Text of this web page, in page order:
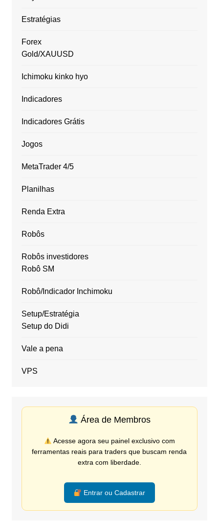
Estratégias
Forex
Gold/XAUUSD
Ichimoku kinko hyo
Indicadores
Indicadores Grátis
Jogos
MetaTrader 4/5
Planilhas
Renda Extra
Robôs
Robôs investidores
Robô SM
Robô/Indicador Inchimoku
Setup/Estratégia
Setup do Didi
Vale a pena
VPS
Área de Membros
Acesse agora seu painel exclusivo com
ferramentas reais para traders que buscam renda
extra com liberdade.
Entrar ou Cadastrar